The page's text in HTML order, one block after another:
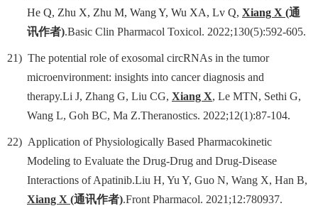
He Q, Zhu X, Zhu M, Wang Y, Wu XA, Lv Q, Xiang X (通
讯作者).Basic Clin Pharmacol Toxicol. 2022;130(5):592-605.
21) The potential role of exosomal circRNAs in the tumor
microenvironment: insights into cancer diagnosis and
therapy.Li J, Zhang G, Liu CG, Xiang X, Le MTN, Sethi G,
Wang L, Goh BC, Ma Z.Theranostics. 2022;12(1):87-104.
22) Application of Physiologically Based Pharmacokinetic
Modeling to Evaluate the Drug-Drug and Drug-Disease
Interactions of Apatinib.Liu H, Yu Y, Guo N, Wang X, Han B,
Xiang X (通讯作者).Front Pharmacol. 2021;12:780937.